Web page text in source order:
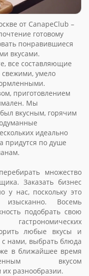
от CanapeClub –
готовому
понравившиеся
вкусами.
все составляющие
свежими, умело
приготовлением
Мы
вкусным, горячим
идеально
придутся по душе
множество
Заказать бизнес
у нас, поскольку это
Восемь
подобрать свою
любые вкусы и
с нами, выбрать блюда
в ближайшее время
вкусом
разнообразии.